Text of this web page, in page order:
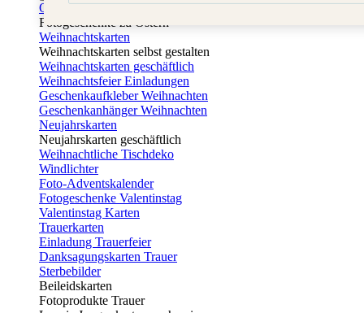
Osterkarten
Fotogeschenke zu Ostern
Weihnachtskarten
Weihnachtskarten selbst gestalten
Weihnachtskarten geschäftlich
Weihnachtsfeier Einladungen
Geschenkaufkleber Weihnachten
Geschenkanhänger Weihnachten
Neujahrskarten
Neujahrskarten geschäftlich
Weihnachtliche Tischdeko
Windlichter
Foto-Adventskalender
Fotogeschenke Valentinstag
Valentinstag Karten
Trauerkarten
Einladung Trauerfeier
Danksagungskarten Trauer
Sterbebilder
Beileidskarten
Fotoprodukte Trauer